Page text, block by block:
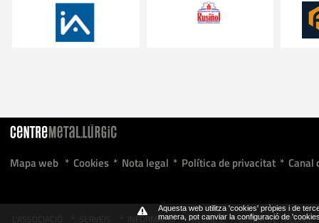
Aquesta web utilitza 'cookies' pròpies i de
manera, pot canviar la configuració de
Mapa web* Cookies* Nota legal * Política de privacitat* Canal
L'ASSOCIACIÓ * SERVEIS * INFORMACIÓ*ACORDS*BORSA DE TREBALL